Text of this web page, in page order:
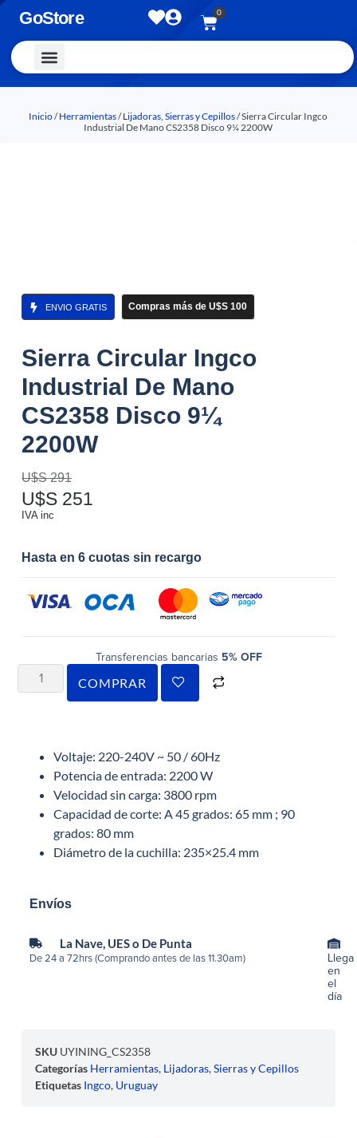
GoStore 0
Inicio/Herramientas/Lijadoras, Sierras y Cepillos/ Sierra Circular Ingco
Industrial De Mano CS2358 Disco 9¼ 2200W
ENVIO GRATIS Compras más de U$S 100
Sierra Circular Ingco
Industrial De Mano
CS2358 Disco 9¼
2200W
U$S291
U$S 251
IVA inc
Hasta en 6 cuotas sin recargo
Transferencias bancarias 5% OFF
COMPRAR
Voltaje: 220-240V ~ 50 / 60Hz
Potencia de entrada: 2200 W
Velocidad sin carga: 3800 rpm
Capacidad de corte: A 45 grados: 65 mm ; 90
grados: 80 mm
Diámetro de la cuchilla: 235×25.4 mm
Envíos
La Nave, UES o De Punta
De 24 a 72hrs (Comprando antes de las 11.30am)
Llega
en
el
día
SKU UYINING_CS2358
Categorías Herramientas, Lijadoras, Sierras y Cepillos
Etiquetas Ingco, Uruguay